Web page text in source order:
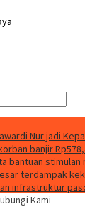
Nur jadi
banjir
bantuan stimulan
terdampak
infrastruktur
Kami